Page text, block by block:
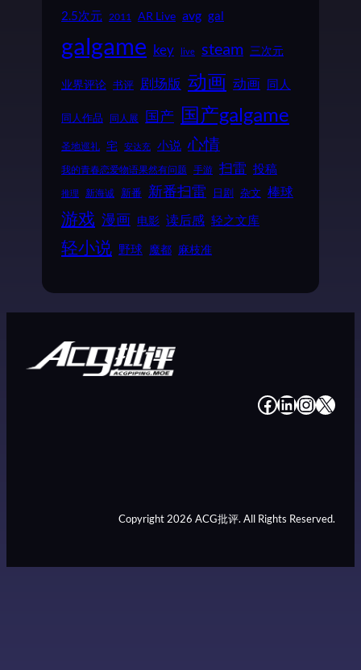
2.5次元 2011 AR Live avg gal
galgame key live steam 三次元
业界评论 书评 剧场版 动画 动画 同人
同人作品 同人展 国产 国产galgame
圣地巡礼 宅 安达充 小说 心情
我的青春恋爱物语果然有问题 手游 扫雷 投稿
推理 新海诚 新番 新番扫雷 日剧 杂文 棒球
游戏 漫画 电影 读后感 轻之文库
轻小说 野球 魔都 麻枝准
# # # #
Copyright 2026 ACG批评. All Rights Reserved.